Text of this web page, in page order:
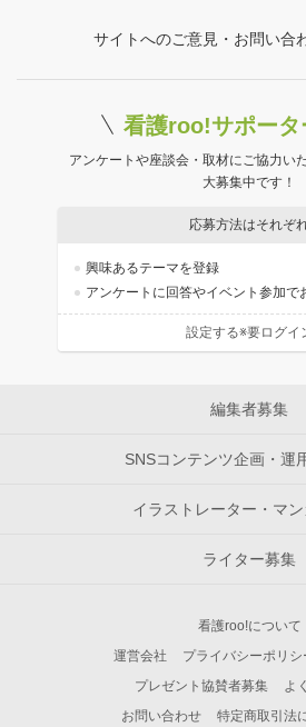
サイトへのご意見・お問い合
看護roo!サポータ
アンケートや座談会・取材にご協力い
大募集中です！
応募方法はそれぞ
興味あるテーマを登録
アンケートに回答やイベント参加で
設定する※要ログイ
編集者募集
SNSコンテンツ企画・運
イラストレーター・マ
ライター募集
看護roo!について
運営会社
プライバシーポリシ
プレゼント協賛者募集
よ
お問い合わせ
特定商取引法